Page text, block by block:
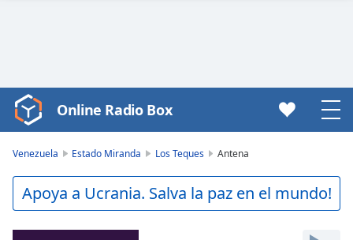
Video
Player
Play
Video
Online Radio Box
Venezuela Estado Miranda Los Teques Antena
Apoya a Ucrania. Salva la paz en el mundo!